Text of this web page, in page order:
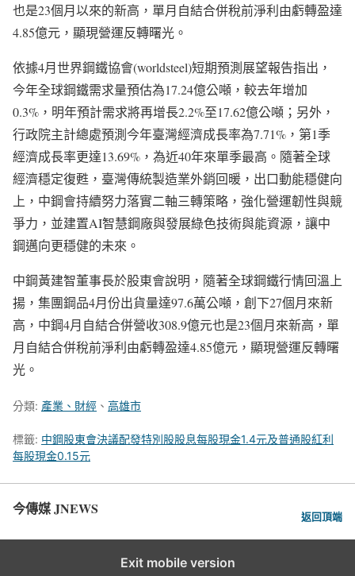
也是23個月以來的新高，單月自結合併稅前淨利由虧轉盈達
4.85億元，顯現營運反轉曙光。
依據4月世界鋼鐵協會(worldsteel)短期預測展望報告指出，
今年全球鋼鐵需求量預估為17.24億公噸，較去年增加
0.3%，明年預計需求將再增長2.2%至17.62億公噸；另外，
行政院主計總處預測今年臺灣經濟成長率為7.71%，第1季
經濟成長率更達13.69%，為近40年來單季最高。隨著全球
經濟穩定復甦，臺灣傳統製造業外銷回暖，出口動能穩健向
上，中鋼會持續努力落實二軸三轉策略，強化營運韌性與競
爭力，並建置AI智慧鋼廠與發展綠色技術與能資源，讓中
鋼邁向更穩健的未來。
中鋼黃建智董事長於股東會說明，隨著全球鋼鐵行情回溫上
揚，集團鋼品4月份出貨量達97.6萬公噸，創下27個月來新
高，中鋼4月自結合併營收308.9億元也是23個月來新高，單
月自結合併稅前淨利由虧轉盈達4.85億元，顯現營運反轉曙
光。
分類: 產業、財經 、 高雄市
標籤: 中鋼股東會決議配發特別股股息每股現金1.4元及普通股紅利
每股現金0.15元
今傳媒 JNEWS 返回頂端
Exit mobile version